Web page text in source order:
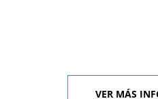
VER MÁS